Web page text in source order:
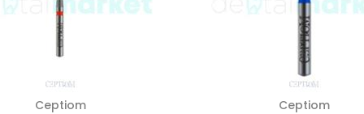
Ceptiom Ceptiom